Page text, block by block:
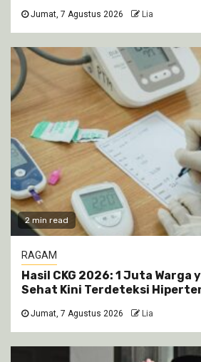
Jumat, 7 Agustus 2026 Lia
2 min read
RAGAM
Hasil CKG 2026: 1 Juta Warga
Sehat Kini Terdeteksi
Jumat, 7 Agustus 2026 Lia